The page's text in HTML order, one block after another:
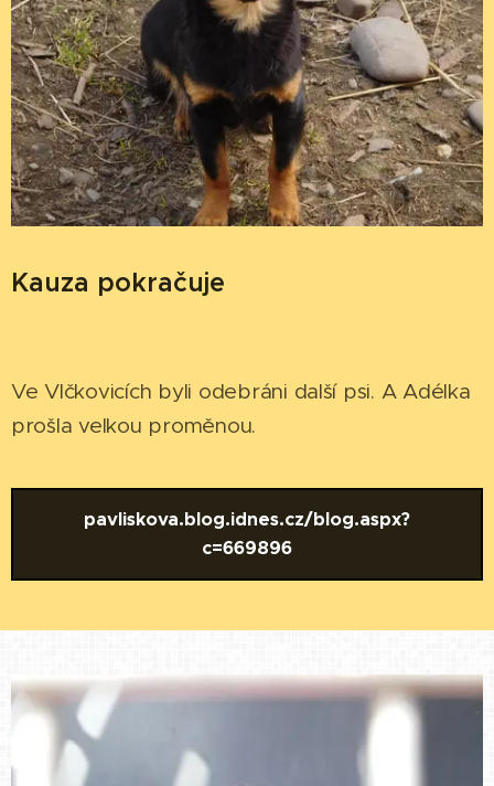
Kauza pokračuje
Ve Vlčkovicích byli odebráni další psi. A Adélka
prošla velkou proměnou.
pavliskova.blog.idnes.cz/blog.aspx?
c=669896